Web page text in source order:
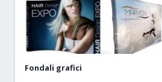
Fondali grafici